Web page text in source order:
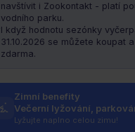
navštívit i Zookontakt - platí
vodního parku.
I když hodnotu sezónky
31.10.2026 se můžete koupat
zdarma.
Zimní benefity
Večerní lyžování,
Lyžujte naplno celou zimu!